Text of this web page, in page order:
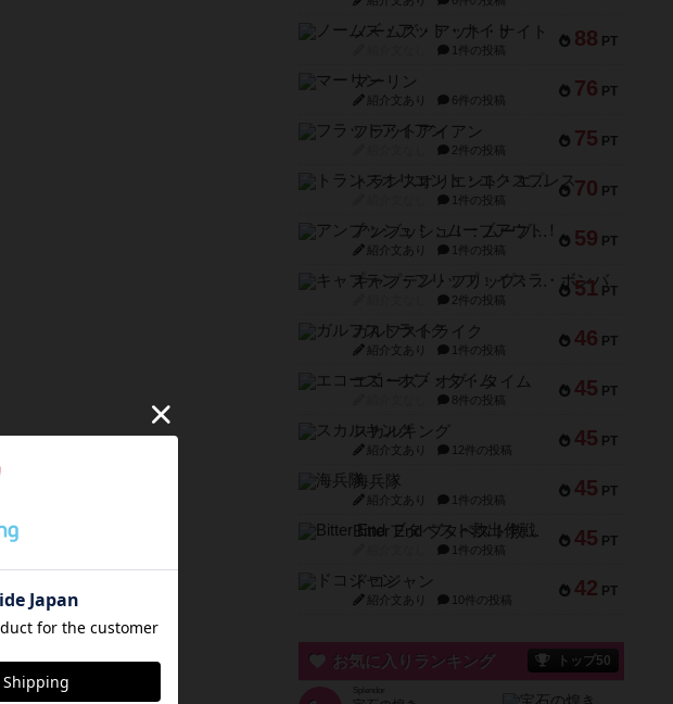
88 PT
ノームズ・アット・ナイト
1件の投稿
76 PT
マーリン
紹介文あり 6件の投稿
75 PT
フラットアイアン
2件の投稿
70 PT
トランスオリエント・エクスプレス
1件の投稿
59 PT
アンブッシュ！：ムーブアウト！
紹介文あり 1件の投稿
51 PT
キャプテン・フリップ：イスラ・ボンバ
2件の投稿
46 PT
ガルフストライク
紹介文あり 1件の投稿
45 PT
エコーズ・オブ・タイム
8件の投稿
45 PT
スカルキング
紹介文あり 12件の投稿
45 PT
海兵隊
紹介文あり 1件の投稿
45 PT
Bitter End ブタペスト救出作戦
1件の投稿
42 PT
ドコジャン
紹介文あり 10件の投稿
お気に入りランキング トップ50